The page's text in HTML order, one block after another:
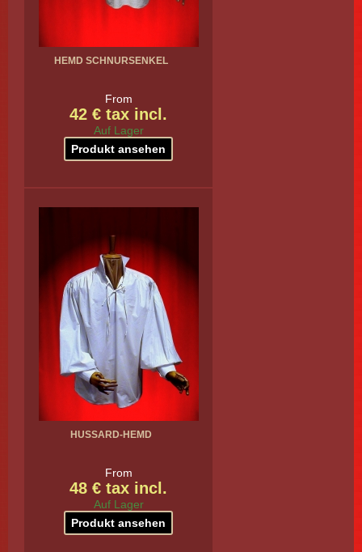
HEMD SCHNURSENKEL
From
42 € tax incl.
Auf Lager
Produkt ansehen
HUSSARD-HEMD
From
48 € tax incl.
Auf Lager
Produkt ansehen